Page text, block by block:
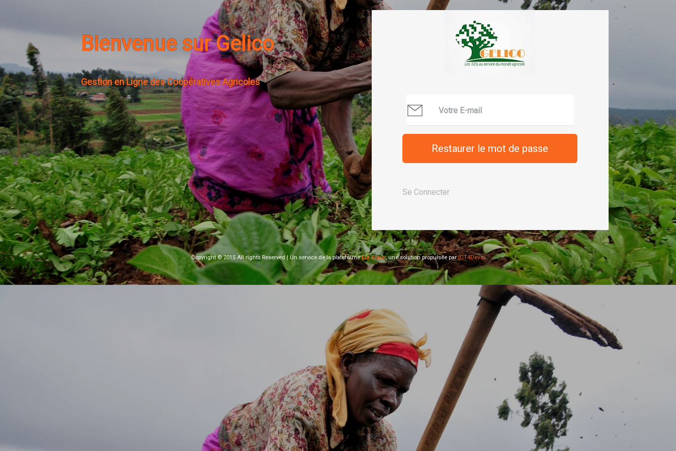
Bienvenue sur Gelico
Gestion en Ligne des Coopératives Agricoles
Se Connecter
Copyright © 2015 All rights Reserved | Un service de la plateformeLôr Bouôr, une solution propulsée parICT4Dev.ci